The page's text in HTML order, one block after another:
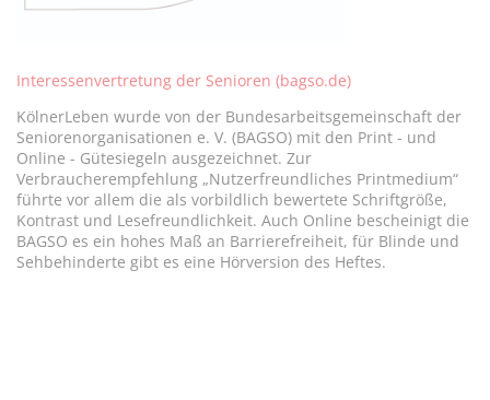
Interessenvertretung der Senioren (bagso.de)
KölnerLeben wurde von der Bundesarbeitsgemeinschaft der
Seniorenorganisationen e. V. (BAGSO) mit den Print - und
Online - Gütesiegeln ausgezeichnet. Zur
Verbraucherempfehlung „Nutzerfreundliches Printmedium“
führte vor allem die als vorbildlich bewertete Schriftgröße,
Kontrast und Lesefreundlichkeit. Auch Online bescheinigt die
BAGSO es ein hohes Maß an Barrierefreiheit, für Blinde und
Sehbehinderte gibt es eine Hörversion des Heftes.